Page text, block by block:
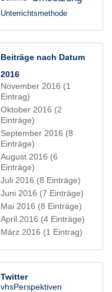
Unterrichtsmethode
Beiträge nach Datum
2016
November 2016 (1
Eintrag)
Oktober 2016 (2
Einträge)
September 2016 (8
Einträge)
August 2016 (6
Einträge)
Juli 2016 (8 Einträge)
Juni 2016 (7 Einträge)
Mai 2016 (8 Einträge)
April 2016 (4 Einträge)
März 2016 (1 Eintrag)
Twitter
vhsPerspektiven